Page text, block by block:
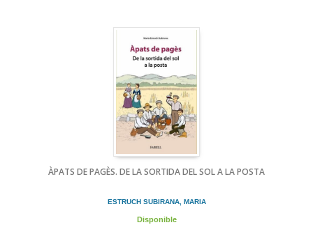
ÀPATS DE PAGÈS. DE LA SORTIDA DEL SOL A LA POSTA
ESTRUCH SUBIRANA, MARIA
Disponible